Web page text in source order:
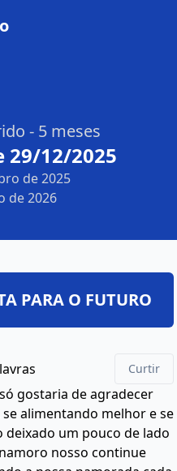
- 5 meses
29/12/2025
de 2025
de 2026
Curtir
gostaria de agradecer
alimentando melhor e se
um pouco de lado
nosso continue
PARA O FUTURO